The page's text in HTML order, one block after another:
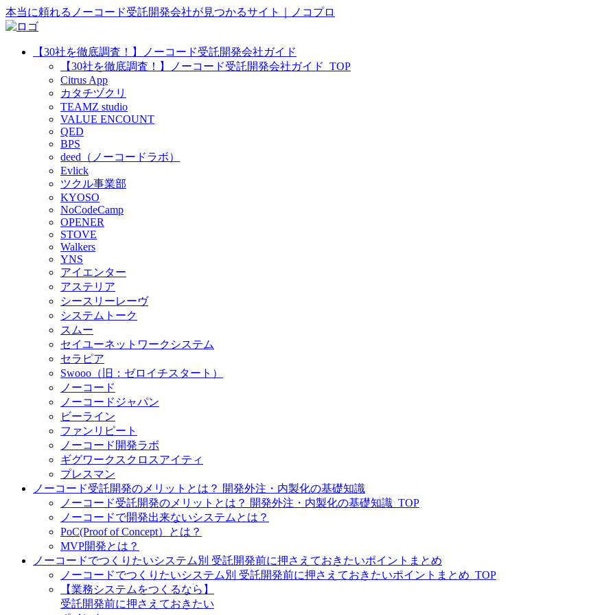
本当に頼れるノーコード受託開発会社が見つかるサイト｜ノコプロ
【30社を徹底調査！】ノーコード受託開発会社ガイド
【30社を徹底調査！】ノーコード受託開発会社ガイド_TOP
Citrus App
カタチヅクリ
TEAMZ studio
VALUE ENCOUNT
QED
BPS
deed（ノーコードラボ）
Evlick
ツクル事業部
KYOSO
NoCodeCamp
OPENER
STOVE
Walkers
YNS
アイエンター
アステリア
シースリーレーヴ
システムトーク
スムー
セイユーネットワークシステム
セラピア
Swooo（旧：ゼロイチスタート）
ノーコード
ノーコードジャパン
ビーライン
ファンリピート
ノーコード開発ラボ
ギグワークスクロスアイティ
プレスマン
ノーコード受託開発のメリットとは？ 開発外注・内製化の基礎知識
ノーコード受託開発のメリットとは？ 開発外注・内製化の基礎知識_TOP
ノーコードで開発出来ないシステムとは？
PoC(Proof of Concept）とは？
MVP開発とは？
ノーコードでつくりたいシステム別 受託開発前に押さえておきたいポイントまとめ
ノーコードでつくりたいシステム別 受託開発前に押さえておきたいポイントまとめ_TOP
【業務システムをつくるなら】
受託開発前に押さえておきたい